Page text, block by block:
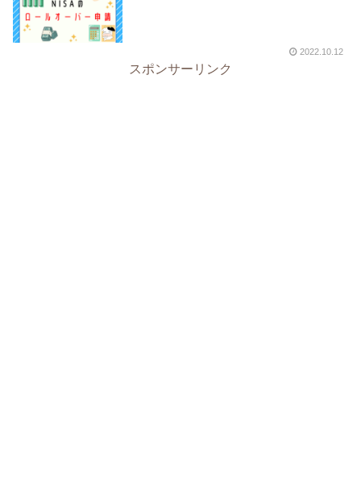
2022.10.12
スポンサーリンク